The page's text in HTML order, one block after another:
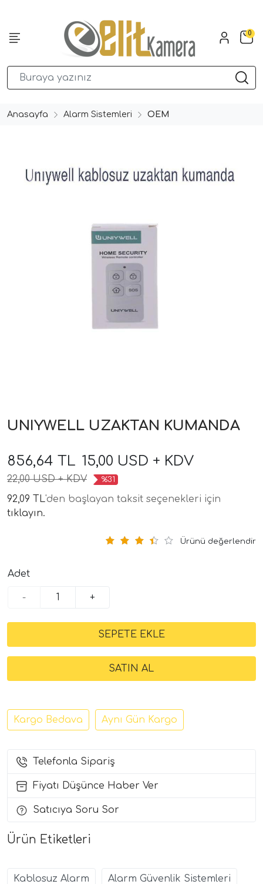
0
Anasayfa Alarm Sistemleri OEM
UNIYWELL UZAKTAN KUMANDA
856,64 TL 15,00 USD + KDV
22,00 USD + KDV %31
92,09 TL'den başlayan taksit seçenekleri için
tıklayın.
Ürünü değerlendir
Adet
- +
Kargo Bedava Aynı Gün Kargo
Telefonla Sipariş
Fiyatı Düşünce Haber Ver
Satıcıya Soru Sor
Ürün Etiketleri
Kablosuz Alarm Alarm Güvenlik Sistemleri